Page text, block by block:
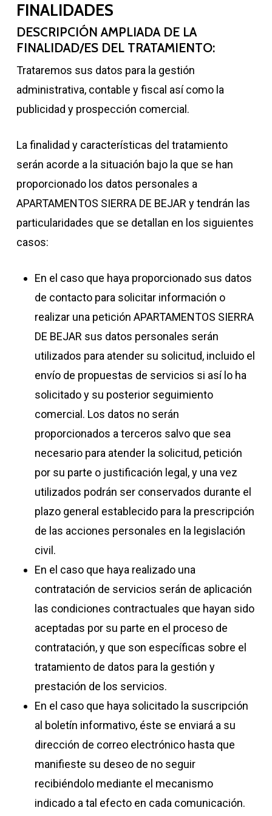
FINALIDADES
DESCRIPCIÓN AMPLIADA DE LA
FINALIDAD/ES DEL TRATAMIENTO:
Trataremos sus datos para la gestión
administrativa, contable y fiscal así como la
publicidad y prospección comercial.
La finalidad y características del tratamiento
serán acorde a la situación bajo la que se han
proporcionado los datos personales a
APARTAMENTOS SIERRA DE BEJAR y tendrán las
particularidades que se detallan en los siguientes
casos:
En el caso que haya proporcionado sus datos
de contacto para solicitar información o
realizar una petición APARTAMENTOS SIERRA
DE BEJAR sus datos personales serán
utilizados para atender su solicitud, incluido el
envío de propuestas de servicios si así lo ha
solicitado y su posterior seguimiento
comercial. Los datos no serán
proporcionados a terceros salvo que sea
necesario para atender la solicitud, petición
por su parte o justificación legal, y una vez
utilizados podrán ser conservados durante el
plazo general establecido para la prescripción
de las acciones personales en la legislación
civil.
En el caso que haya realizado una
contratación de servicios serán de aplicación
las condiciones contractuales que hayan sido
aceptadas por su parte en el proceso de
contratación, y que son específicas sobre el
tratamiento de datos para la gestión y
prestación de los servicios.
En el caso que haya solicitado la suscripción
al boletín informativo, éste se enviará a su
dirección de correo electrónico hasta que
manifieste su deseo de no seguir
recibiéndolo mediante el mecanismo
indicado a tal efecto en cada comunicación.